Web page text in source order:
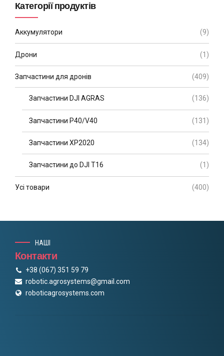
Категорії продуктів
Аккумулятори (9)
Дрони (1)
Запчастини для дронів (409)
Запчастини DJI AGRAS (136)
Запчастини P40/V40 (131)
Запчастини XP2020 (134)
Запчастини до DJI T16 (1)
Усі товари (400)
НАШІ
Контакти
+38 (067) 351 59 79
robotic.agrosystems@gmail.com
roboticagrosystems.com